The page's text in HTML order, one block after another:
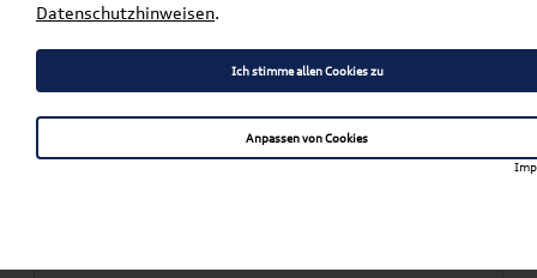
Original Audi A3 / S3 (8V)
Gepäckraumschale /
Kofferraumwanne
Datenschutzhinweisen.
Ich stimme allen Cookies zu
Anpassen von Cookies